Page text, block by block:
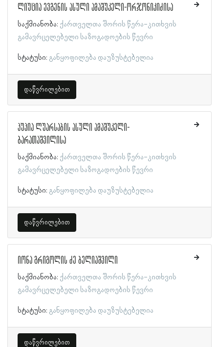
ლიუცია ევგენის ასული ამაშუკელი-ორჯონიკიძისა
საქმიანობა: ქართველთა შორის წერა-კითხვის
გამავრცელებელი საზოგადოების წევრი
სტატუსი: განყოფილება დაუზუსტებელია
დაწვრილებით
პუპია ლუარსაბის ასული ამაშუკელი-
ბარათაშვილისა
საქმიანობა: ქართველთა შორის წერა-კითხვის
გამავრცელებელი საზოგადოების წევრი
სტატუსი: განყოფილება დაუზუსტებელია
დაწვრილებით
იონა გრიგოლის ძე ბელიაშვილი
საქმიანობა: ქართველთა შორის წერა-კითხვის
გამავრცელებელი საზოგადოების წევრი
სტატუსი: განყოფილება დაუზუსტებელია
დაწვრილებით